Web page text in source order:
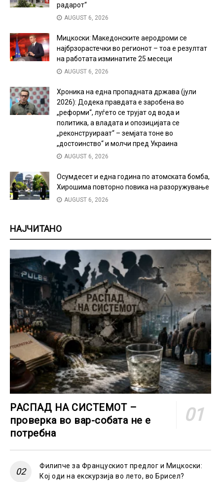
радарот“
AUGUST 6, 2026
Мицкоски: Македонските аеродроми се
најбрзорастечки во регионот – тоа е резултат
на работата изминатите 25 месеци
AUGUST 6, 2026
Хроника на една пропадната држава (јули
2026): Додека правдата е заробена во
„реформи“, луѓето се трујат од вода и
политика, а владата и опозицијата се
„реконструираат“ – земјата тоне во
„достоинство“ и молчи пред Украина
AUGUST 6, 2026
Осумдесет и една година по атомската бомба,
Хирошима повторно повика на разоружување
AUGUST 6, 2026
НАЈЧИТАНО
РАСПАД НА СИСТЕМОТ –
проверка во вар-собата не е
потребна
Филипче за Францускиот предлог и Мицкоски:
Кој оди на екскурзија во лето, во Брисел?